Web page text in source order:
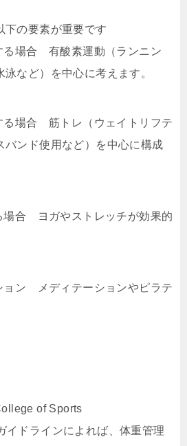
下の要素が重要です
る場合 有酸素運動（ランニン
など）を中心に考えます。
る場合 筋トレ（ウェイトリフテ
バンド使用など）を中心に構成
場合 ヨガやストレッチが効果的
ョン メディテーションやピラテ
of Sports
イドラインによれば、体重管理